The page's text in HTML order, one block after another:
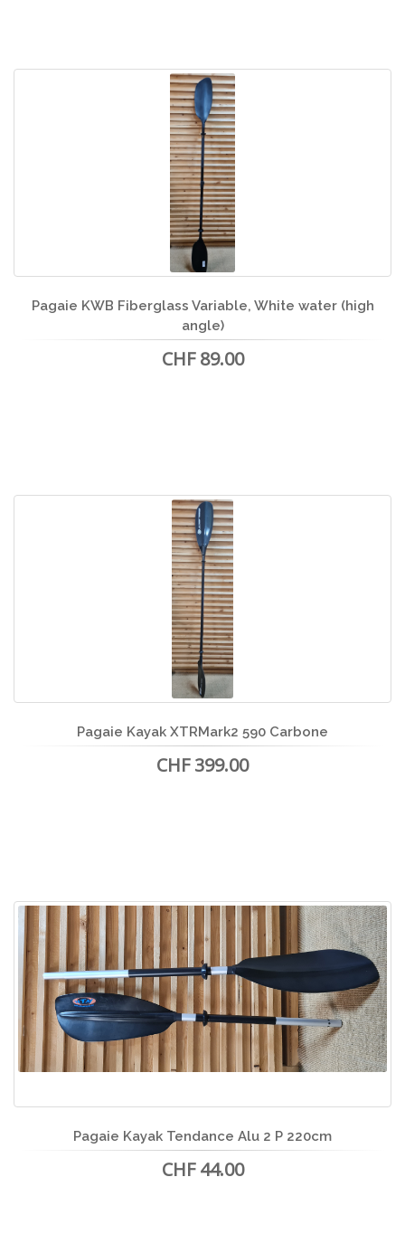
Pagaie KWB Fiberglass Variable, White water (high
angle)
CHF 89.00
Pagaie Kayak XTRMark2 590 Carbone
CHF 399.00
Pagaie Kayak Tendance Alu 2 P 220cm
CHF 44.00